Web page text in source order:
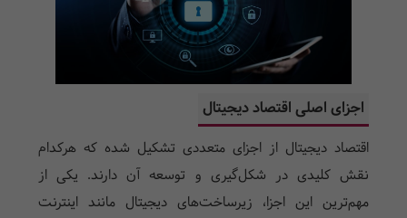
اجزای اصلی اقتصاد دیجیتال
اقتصاد دیجیتال از اجزای متعددی تشکیل شده که هرکدام
نقش کلیدی در شکل‌گیری و توسعه آن دارند. یکی از
مهم‌ترین این اجزا، زیرساخت‌های دیجیتال مانند اینترنت